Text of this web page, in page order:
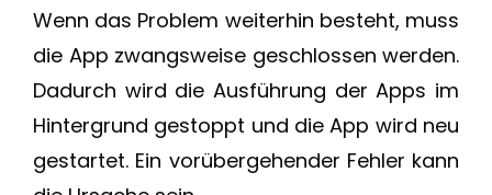
Wenn das Problem weiterhin besteht, muss
die App zwangsweise geschlossen werden.
Dadurch wird die Ausführung der Apps im
Hintergrund gestoppt und die App wird neu
gestartet. Ein vorübergehender Fehler kann